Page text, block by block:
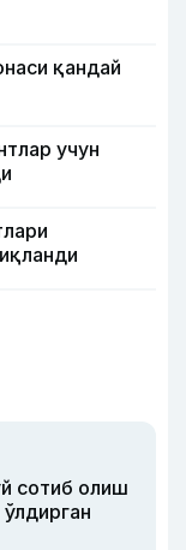
қандай
учун
сотиб олиш